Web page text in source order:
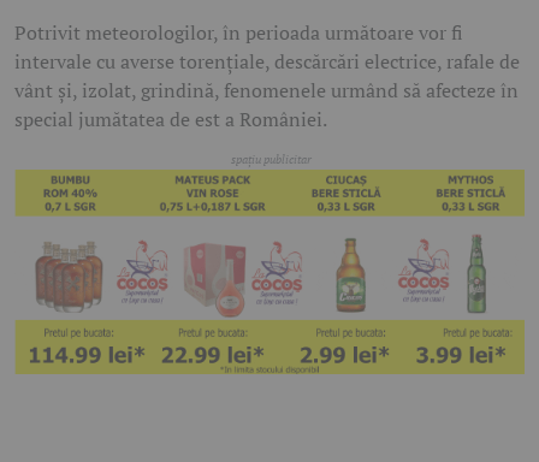
Potrivit meteorologilor, în perioada următoare vor fi
intervale cu averse torențiale, descărcări electrice, rafale de
vânt și, izolat, grindină, fenomenele urmând să afecteze în
special jumătatea de est a României.